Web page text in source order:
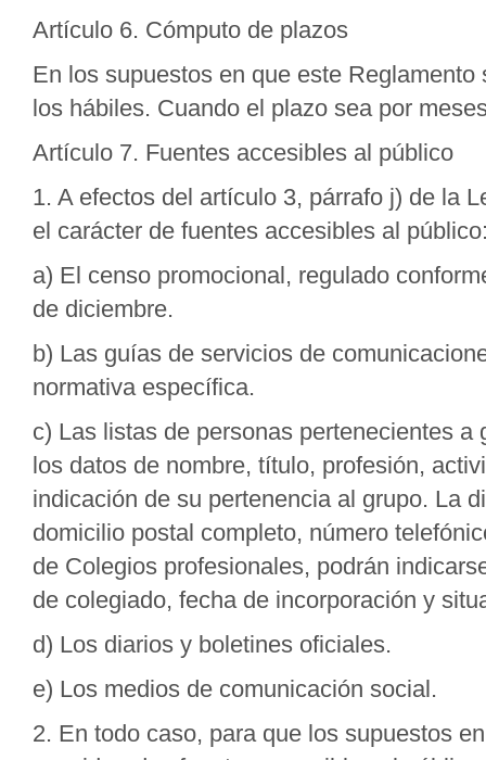
Artículo 6. Cómputo de plazos
En los supuestos en que este
los hábiles. Cuando el plazo sea por
Artículo 7. Fuentes accesibles al público
1. A efectos del artículo 3, párrafo j) de la
el carácter de fuentes accesibles al
a) El censo promocional, regulado
de diciembre.
b) Las guías de servicios de
normativa específica.
c) Las listas de personas pertenecientes
los datos de nombre, título, profesión,
indicación de su pertenencia al grupo. La
domicilio postal completo, número
de Colegios profesionales, podrán
de colegiado, fecha de incorporación y
d) Los diarios y boletines oficiales.
e) Los medios de comunicación social.
2. En todo caso, para que los supuestos